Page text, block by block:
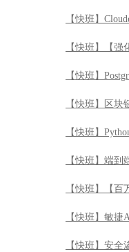
【快班】
【快班】【强
【快班】
【快班】区
【快班】
【快班】端
【快班】【
【快班】敏捷
【快班】安